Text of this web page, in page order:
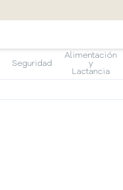
Seguridad
Alimentación
y
Lactancia